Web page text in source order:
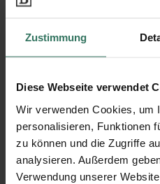
Zustimmung
Diese Webseite verwendet
Wir verwenden Cookies, um
personalisieren, Funktionen
zu können und die Zugriffe
analysieren. Außerdem
Verwendung unserer
Schleswiger Chaussee
Peter Petersen
Bergstr. 19
25926 Ladelund